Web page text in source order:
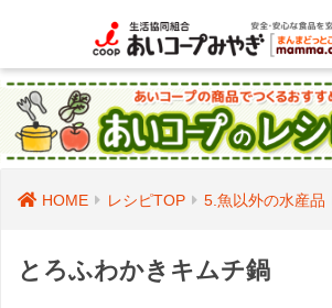
HOME レシピTOP 5.魚以外の水産品
とろふわかきキムチ鍋